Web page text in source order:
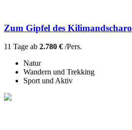
Zum Gipfel des Kilimandscharo
11 Tage ab 2.780 € /Pers.
Natur
Wandern und Trekking
Sport und Aktiv